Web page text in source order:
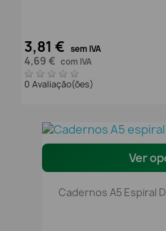
3,81 € sem IVA
4,69 € com IVA
0 Avaliação(ões)
Ver
Cadernos A5 Espiral